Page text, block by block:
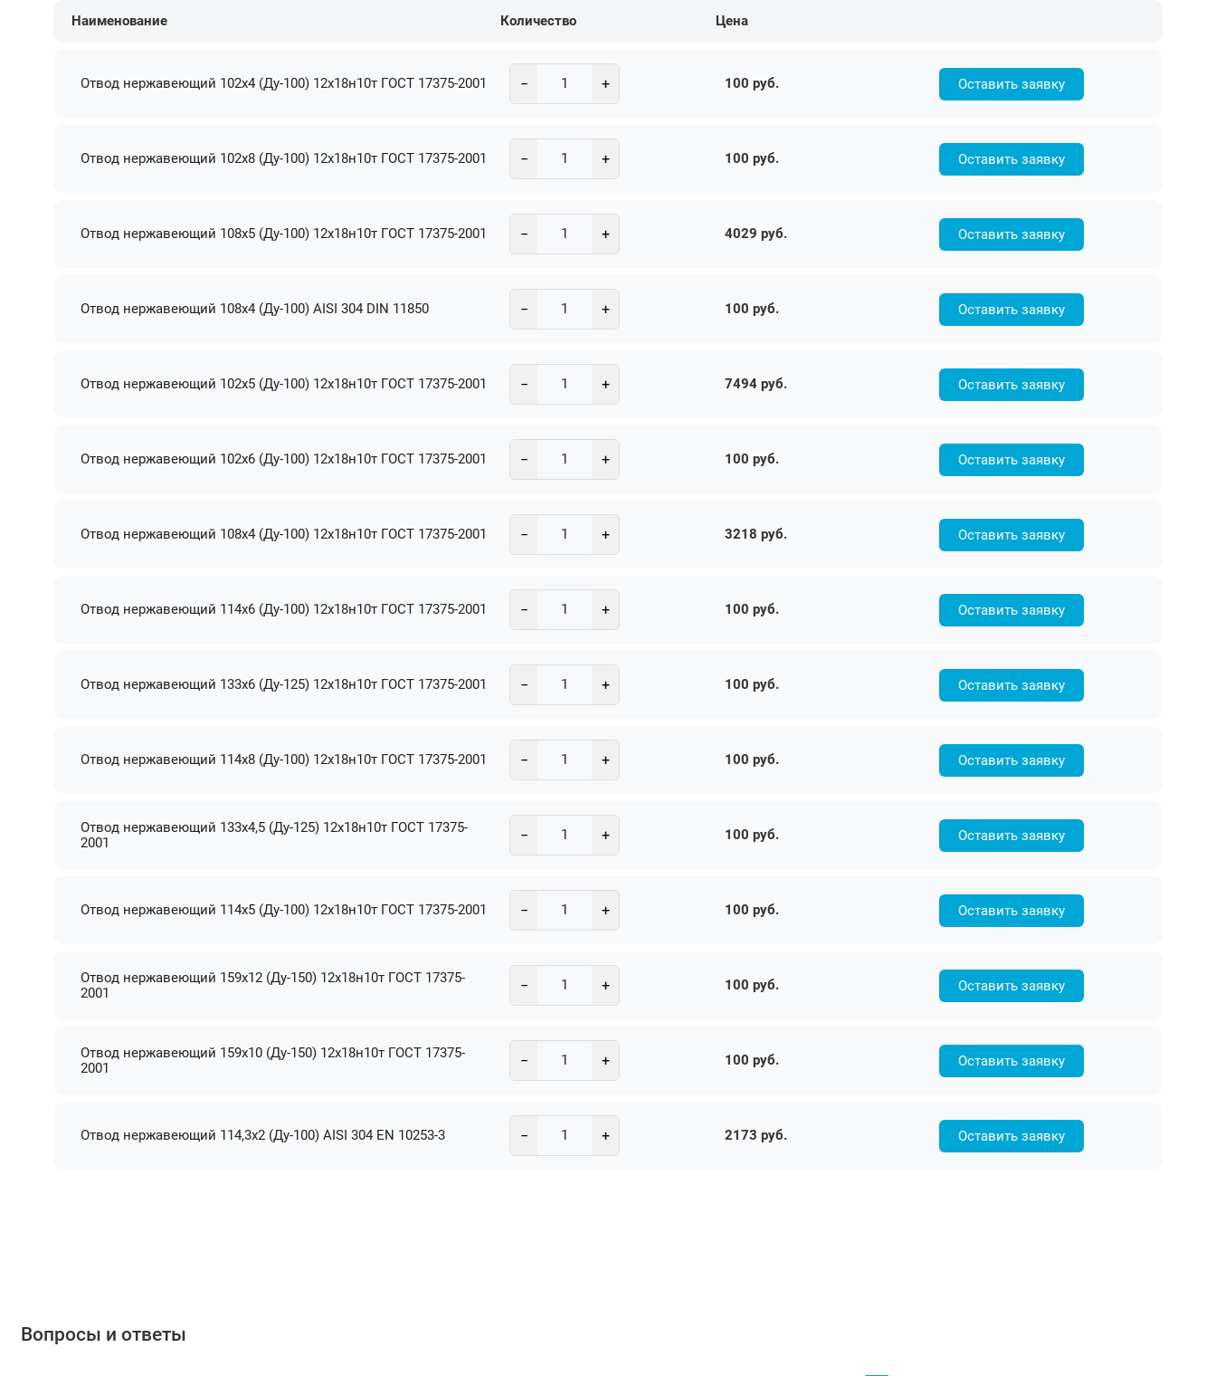
Наименование Количество Цена
Отвод нержавеющий 102х4 (Ду-100) 12х18н10т ГОСТ 17375-2001 − + 100 руб. Оставить заявку
Отвод нержавеющий 102х8 (Ду-100) 12х18н10т ГОСТ 17375-2001 − + 100 руб. Оставить заявку
Отвод нержавеющий 108х5 (Ду-100) 12х18н10т ГОСТ 17375-2001 − + 4029 руб. Оставить заявку
Отвод нержавеющий 108х4 (Ду-100) AISI 304 DIN 11850 − + 100 руб. Оставить заявку
Отвод нержавеющий 102х5 (Ду-100) 12х18н10т ГОСТ 17375-2001 − + 7494 руб. Оставить заявку
Отвод нержавеющий 102х6 (Ду-100) 12х18н10т ГОСТ 17375-2001 − + 100 руб. Оставить заявку
Отвод нержавеющий 108х4 (Ду-100) 12х18н10т ГОСТ 17375-2001 − + 3218 руб. Оставить заявку
Отвод нержавеющий 114х6 (Ду-100) 12х18н10т ГОСТ 17375-2001 − + 100 руб. Оставить заявку
Отвод нержавеющий 133х6 (Ду-125) 12х18н10т ГОСТ 17375-2001 − + 100 руб. Оставить заявку
Отвод нержавеющий 114х8 (Ду-100) 12х18н10т ГОСТ 17375-2001 − + 100 руб. Оставить заявку
Отвод нержавеющий 133х4,5 (Ду-125) 12х18н10т ГОСТ 17375-
2001
− + 100 руб. Оставить заявку
Отвод нержавеющий 114х5 (Ду-100) 12х18н10т ГОСТ 17375-2001 − + 100 руб. Оставить заявку
Отвод нержавеющий 159х12 (Ду-150) 12х18н10т ГОСТ 17375-
2001
− + 100 руб. Оставить заявку
Отвод нержавеющий 159х10 (Ду-150) 12х18н10т ГОСТ 17375-
2001
− + 100 руб. Оставить заявку
Отвод нержавеющий 114,3х2 (Ду-100) AISI 304 EN 10253-3 − + 2173 руб. Оставить заявку
Вопросы и ответы